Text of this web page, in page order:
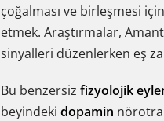
çoğalması ve birleşmesi
etmek. Araştırmalar,
sinyalleri düzenlerken eş
Bu benzersiz fizyolojik
beyindeki dopamin